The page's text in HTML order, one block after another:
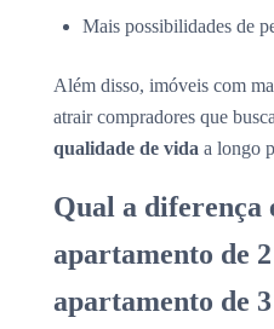
Mais possibilidades de
Além disso, imóveis com
atrair compradores que
qualidade de vida a longo
Qual a diferença
apartamento de
apartamento de